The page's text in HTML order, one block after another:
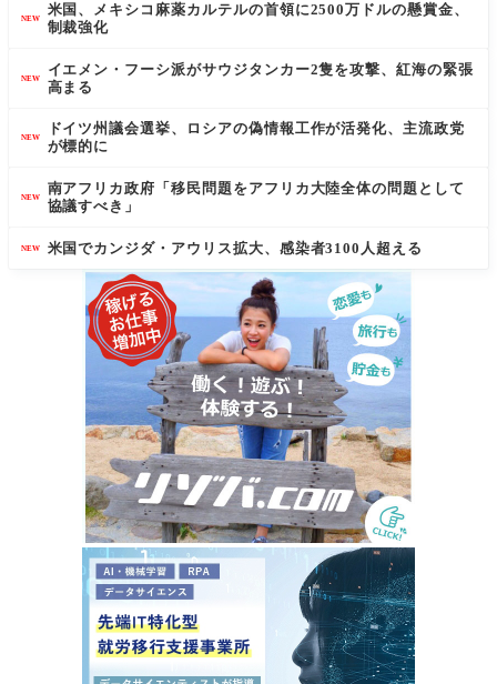
NEW
米国、メキシコ麻薬カルテルの首領に2500万ドルの懸賞金、
制裁強化
NEW
イエメン・フーシ派がサウジタンカー2隻を攻撃、紅海の緊張
高まる
NEW
ドイツ州議会選挙、ロシアの偽情報工作が活発化、主流政党
が標的に
NEW
南アフリカ政府「移民問題をアフリカ大陸全体の問題として
協議すべき」
NEW 米国でカンジダ・アウリス拡大、感染者3100人超える